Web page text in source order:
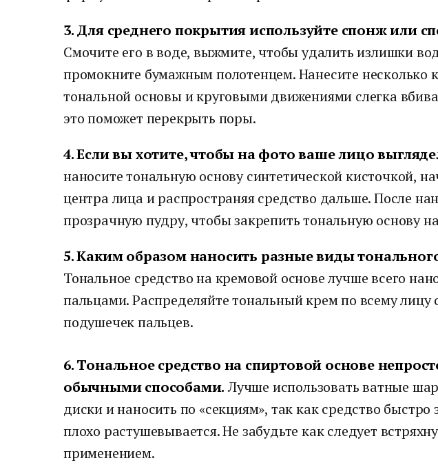
3. Для среднего покрытия используйте спонж или
Смочите его в воде, выжмите, чтобы удалить излишки
промокните бумажным полотенцем. Нанесите несколько
тональной основы и круговыми движениями слегка
это поможет перекрыть поры.
4. Если вы хотите, чтобы на фото ваше лицо
наносите тональную основу синтетической кисточкой,
центра лица и распространяя средство дальше. После
прозрачную пудру, чтобы закрепить тональную основу
5. Каким образом наносить разные виды
Тональное средство на кремовой основе лучше всего
пальцами. Распределяйте тональный крем по всему
подушечек пальцев.
6. Тональное средство на спиртовой основе
обычными способами.Лучше использовать ватные
диски и наносить по «секциям», так как средство быстро
плохо растушевывается. Не забудьте как следует
применением.